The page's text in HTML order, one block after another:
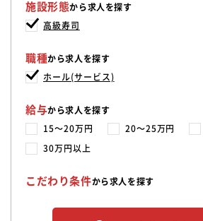
施設形態から求人を探す
高級寿司
職種から求人を探す
ホール(サービス)
給与から求人を探す
15〜20万円 20〜25万円
30万円以上
こだわり条件から求人を探す